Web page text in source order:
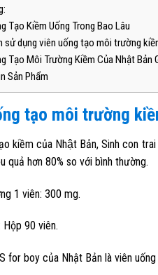
Tạo Kiềm Uống Trong Bao Lâu
sử dụng viên uống tạo môi trường
Tạo Môi Trường Kiềm Của Nhật Bản
Sản Phẩm
tạo môi trường
kiềm của Nhật Bản, Sinh con
quả hơn 80% so với bình thường.
1 viên: 300 mg.
Hộp 90 viên.
for boy của Nhật Bản là viên